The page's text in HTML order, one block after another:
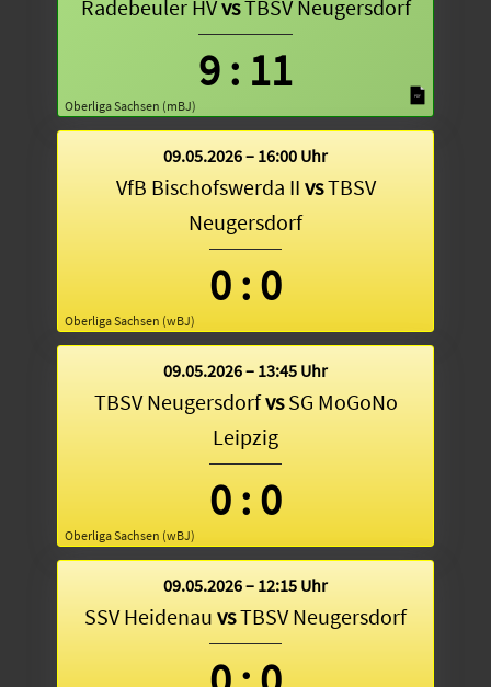
Oberliga Sachsen (mBJ)
Radebeuler HVvsTBSV Neugersdorf
9 : 11
Oberliga Sachsen (wBJ)
09.05.2026 – 16:00 Uhr
VfB Bischofswerda II vsTBSV
Neugersdorf
0:0
Oberliga Sachsen (wBJ)
09.05.2026 – 13:45 Uhr
TBSV NeugersdorfvsSG MoGoNo
Leipzig
0:0
09.05.2026 – 12:15 Uhr
SSV Heidenau vsTBSV Neugersdorf